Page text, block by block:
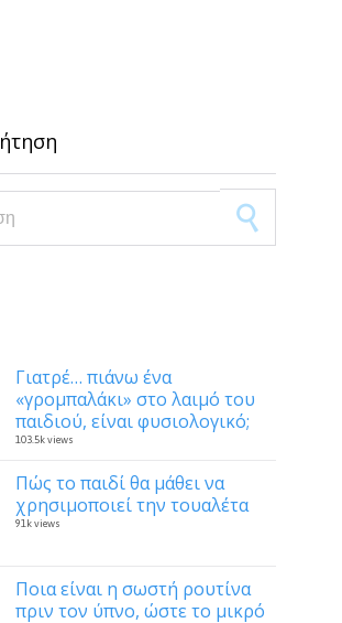
Γιατρέ… πιάνω ένα
«γρομπαλάκι» στο λαιμό του
παιδιού, είναι φυσιολογικό;
103.5k views
Πώς το παιδί θα μάθει να
χρησιμοποιεί την τουαλέτα
91k views
Ποια είναι η σωστή ρουτίνα
πριν τον ύπνο, ώστε το μικρό